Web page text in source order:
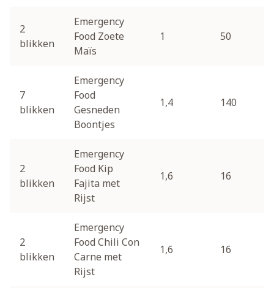
2
blikken
Emergency
Food Zoete
Maïs
1 50
7
blikken
Emergency
Food
Gesneden
Boontjes
1,4 140
2
blikken
Emergency
Food Kip
Fajita met
Rijst
1,6 16
2
blikken
Emergency
Food Chili Con
Carne met
Rijst
1,6 16